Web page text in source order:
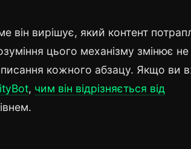
вирішує, який контент
цього механізму змінює не
кожного абзацу. Якщо ви
, чим він відрізняється від